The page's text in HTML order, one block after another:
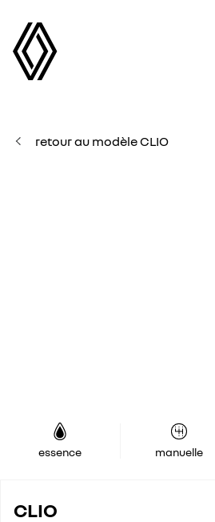
retour au modèle CLIO
essence manuelle
CLIO